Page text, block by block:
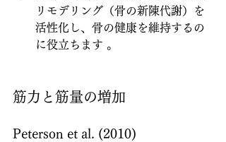
リモデリング（骨の新陳代謝）を
活性化し、骨の健康を維持するの
に役立ちます 。
筋力と筋量の増加
Peterson et al. (2010)